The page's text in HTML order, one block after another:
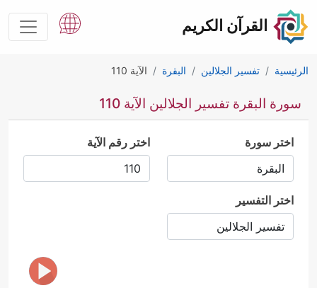
القرآن الكريم
الرئيسية تفسير الجلالين البقرة الآية 110
سورة البقرة تفسير الجلالين الآية 110
اختر سورة اختر رقم الآية
اختر التفسير